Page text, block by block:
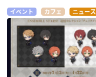
イベント カフェ ニュース